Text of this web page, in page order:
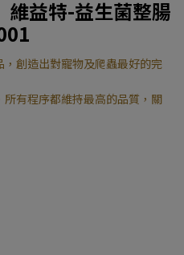
維益特-益生菌整腸
創造出對寵物及爬蟲最好的完
有程序都維持最高的品質，關